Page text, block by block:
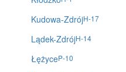
H-17
Kudowa-Zdrój
H-14
Lądek-Zdrój
P-10
Łężyce